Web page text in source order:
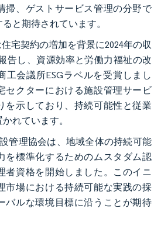
掃、ゲストサービス管理の分野で
と期待されています。
宅契約の増加を背景に2024年の収
告し、資源効率と労働力福祉の改
工会議所ESGラベルを受賞しまし
セクターにおける施設管理サービ
を示しており、持続可能性と従業
れています。
管理協会は、地域全体の持続可能
を標準化するためのムスタダム認
者資格を開始しました。このイニ
市場における持続可能な実践の採
バルな環境目標に沿うことが期待